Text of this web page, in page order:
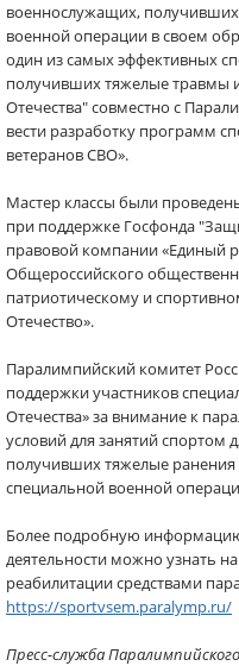
военнослужащих,
военной операции в своем
один из самых эффективных
получивших тяжелые травмы
Отечества" совместно с
вести разработку программ
ветеранов СВО».
Мастер классы были
при поддержке Госфонда
правовой компании «Единый
Общероссийского
патриотическому и
Отечество».
Паралимпийский комитет
поддержки участников
Отечества» за внимание к
условий для занятий спортом
получивших тяжелые ранения
специальной военной
Более подробную
деятельности можно узнать
реабилитации средствами
https://sportvsem.paralymp.ru/
Пресс-служба